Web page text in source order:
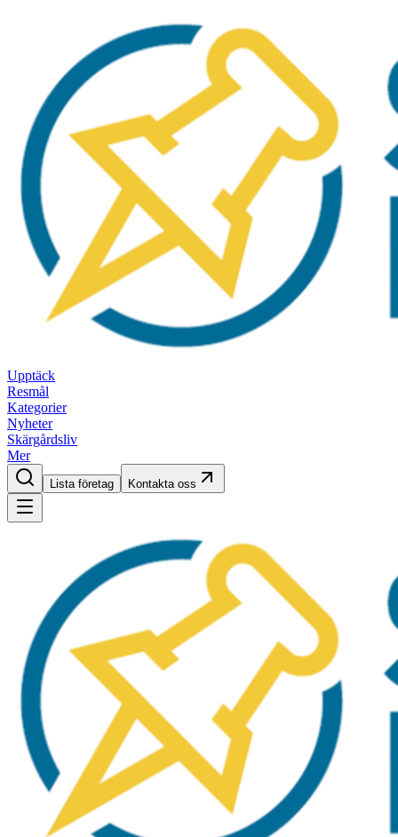
Upptäck
Resmål
Kategorier
Nyheter
Skärgårdsliv
Mer
Lista företag Kontakta oss